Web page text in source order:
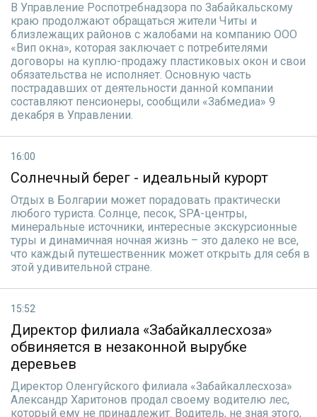
В Управление Роспотребнадзора по Забайкальскому
краю продолжают обращаться жители Читы и
близлежащих районов с жалобами на компанию ООО
«Вип окна», которая заключает с потребителями
договоры на куплю-продажу пластиковых окон и свои
обязательства не исполняет. Основную часть
пострадавших от деятельности данной компании
составляют пенсионеры, сообщили «Забмедиа» 9
декабря в Управлении.
16:00
Солнечный берег - идеальный курорт
Отдых в Болгарии может порадовать практически
любого туриста. Солнце, песок, SPA-центры,
минеральные источники, интересные экскурсионные
туры и динамичная ночная жизнь – это далеко не все,
что каждый путешественник может открыть для себя в
этой удивительной стране.
15:52
Директор филиала «Забайкаллесхоза»
обвиняется в незаконной вырубке
деревьев
Директор Оленгуйского филиала «Забайкаллесхоза»
Александр Харитонов продал своему водителю лес,
который ему не принадлежит. Водитель, не зная этого,